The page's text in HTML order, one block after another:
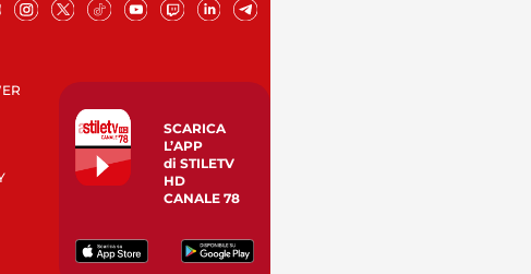
SCARICA
L’APP
di STILETV
HD
CANALE 78